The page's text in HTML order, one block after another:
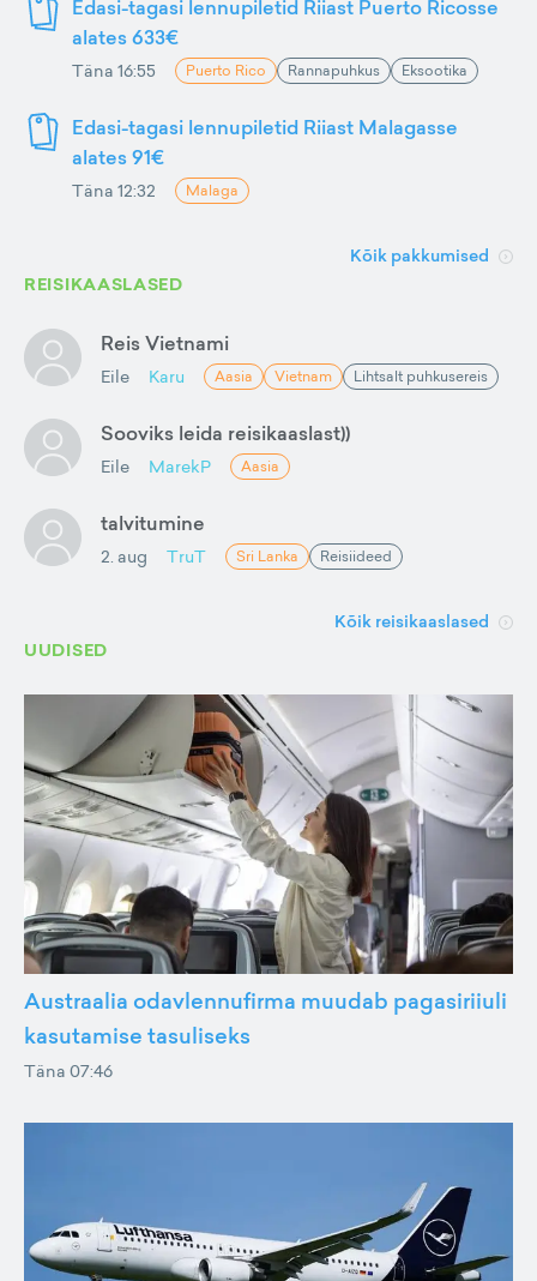
Edasi-tagasi lennupiletid Riiast Puerto Ricosse
alates 633€
Täna 16:55 Puerto Rico Rannapuhkus Eksootika
Edasi-tagasi lennupiletid Riiast Malagasse
alates 91€
Täna 12:32 Malaga
Kõik pakkumised
REISIKAASLASED
Reis Vietnami
Eile Karu Aasia Vietnam Lihtsalt puhkusereis
Sooviks leida reisikaaslast))
Eile MarekP Aasia
talvitumine
2. aug TruT Sri Lanka Reisiideed
Kõik reisikaaslased
UUDISED
Austraalia odavlennufirma muudab pagasiriiuli
kasutamise tasuliseks
Täna 07:46